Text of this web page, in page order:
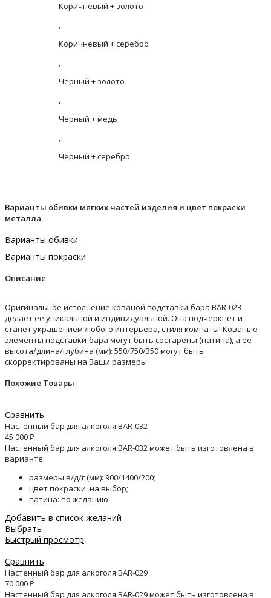
Коричневый + золото
,
Коричневый + серебро
,
Черный + золото
,
Черный + медь
,
Черный + серебро
Варианты обивки мягких частей изделия и цвет покраски
металла
Варианты обивки
Варианты покраски
Описание
Оригинальное исполнение кованой подставки-бара BAR-023
делает ее уникальной и индивидуальной. Она подчеркнет и
станет украшением любого интерьера, стиля комнаты! Кованые
элементы подставки-бара могут быть состарены (патина), а ее
высота/длина/глубина (мм): 550/750/350 могут быть
скорректированы на Ваши размеры.
Похожие Товары
Сравнить
Настенный бар для алкоголя BAR-032
45 000₽
Настенный бар для алкоголя BAR-032 может быть изготовлена в
варианте:
размеры в/д/г (мм): 900/1400/200;
цвет покраски: на выбор;
патина: по желанию
Добавить в список желаний
Выбрать
Быстрый просмотр
Сравнить
Настенный бар для алкоголя BAR-029
70 000₽
Настенный бар для алкоголя BAR-029 может быть изготовлена в